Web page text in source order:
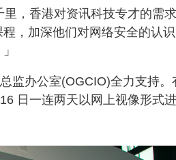
，香港对资讯科技专才的需
，加深他们对网络安全的认
监办公室(OGCIO)全力支持
日一连两天以网上视像形式